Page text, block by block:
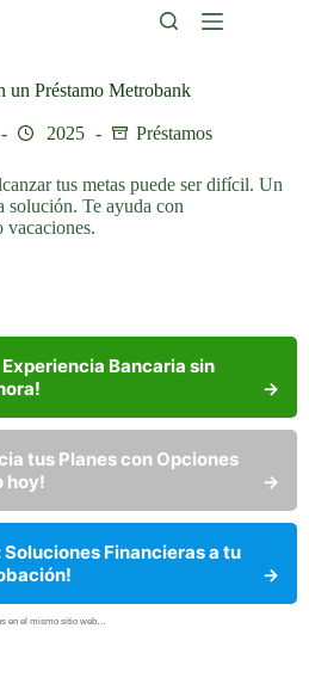
un Préstamo Metrobank
2025 Préstamos
tus metas puede ser difícil. Un
solución. Te ayuda con
vacaciones.
Bancaria sin
→
tus Planes con Opciones
hoy!
→
Financieras a tu
→
en el mismo sitio web…